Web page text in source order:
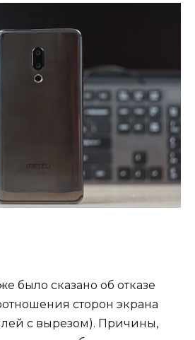
было сказано об отказе
сторон экрана
с вырезом). Причины,